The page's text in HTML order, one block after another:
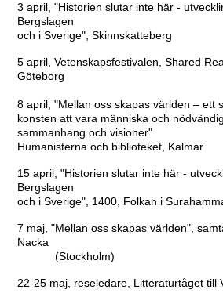
3 april, "Historien slutar inte här -
Bergslagen
och i Sverige", Skinnskatteberg
5 april, Vetenskapsfestivalen, Shared
Göteborg
8 april, "Mellan oss skapas världen – ett
konsten att vara människa och
sammanhang och visioner"
Humanisterna och biblioteket, Kalmar
15 april, "Historien slutar inte här -
Bergslagen
och i Sverige", 1400, Folkan i
7 maj, "Mellan oss skapas världen",
Nacka
(Stockholm)
22-25 maj, reseledare, Litteraturtåget till